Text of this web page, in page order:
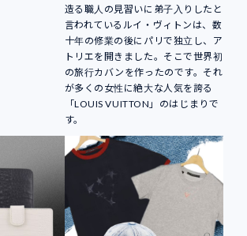
造る職人の見習いに弟子入りしたと
言われているルイ・ヴィトンは、数
十年の修業の後にパリで独立し、ア
トリエを開きました。そこで世界初
の旅行カバンを作ったのです。それ
が多くの女性に絶大な人気を誇る
「LOUIS VUITTON」のはじまりで
す。